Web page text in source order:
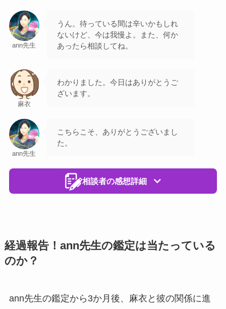
ann先生
うん。待っている間は辛いかもしれ
ないけど、今は我慢よ。また、何か
あったら相談してね。
麻衣
わかりました。今日はありがとうご
ざいます。
ann先生
こちらこそ、ありがとうございまし
た。
相談者の感想詳細
経過報告！ann先生の鑑定は当たっている
のか？
ann先生の鑑定から3か月後、麻衣と彼の関係に進